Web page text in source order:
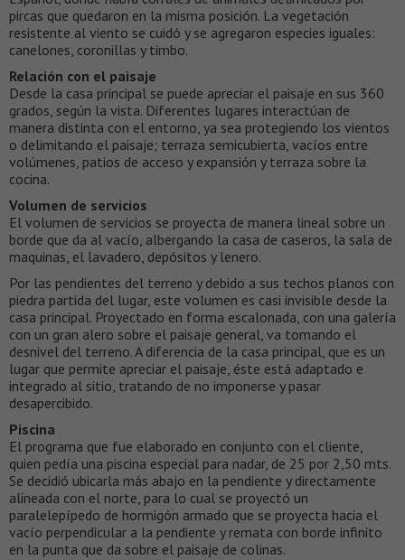
pircas que quedaron en la misma posición. La vegetación
resistente al viento se cuidó y se agregaron especies iguales:
canelones, coronillas y timbo.
Relación con el paisaje
Desde la casa principal se puede apreciar el paisaje en sus 360
grados, según la vista. Diferentes lugares interactúan de
manera distinta con el entorno, ya sea protegiendo los vientos
o delimitando el paisaje; terraza semicubierta, vacíos entre
volúmenes, patios de acceso y expansión y terraza sobre la
cocina.
Volumen de servicios
El volumen de servicios se proyecta de manera lineal sobre un
borde que da al vacío, albergando la casa de caseros, la sala de
maquinas, el lavadero, depósitos y lenero.
Por las pendientes del terreno y debido a sus techos planos con
piedra partida del lugar, este volumen es casi invisible desde la
casa principal. Proyectado en forma escalonada, con una galería
con un gran alero sobre el paisaje general, va tomando el
desnivel del terreno. A diferencia de la casa principal, que es un
lugar que permite apreciar el paisaje, éste está adaptado e
integrado al sitio, tratando de no imponerse y pasar
desapercibido.
Piscina
El programa que fue elaborado en conjunto con el cliente,
quien pedía una piscina especial para nadar, de 25 por 2,50 mts.
Se decidió ubicarla más abajo en la pendiente y directamente
alineada con el norte, para lo cual se proyectó un
paralelepípedo de hormigón armado que se proyecta hacia el
vacío perpendicular a la pendiente y remata con borde infinito
en la punta que da sobre el paisaje de colinas.